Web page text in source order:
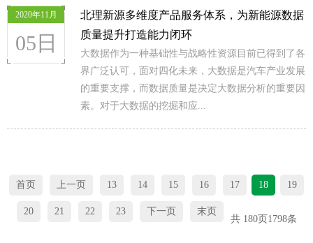
2020年11月
05日
北理新源多维度产品服务体系，为新能源数据
质量提升打造能力闭环
大数据作为一种基础性与战略性资源目前已得到了各
界广泛认可，面对四化未来，大数据是汽车产业发展
的重要支撑，而数据质量是决定大数据分析的重要因
素。对于大数据的挖掘和应...
首页 上一页 13 14 15 16 17 18 19
20 21 22 23 下一页 末页
共 180页1798条